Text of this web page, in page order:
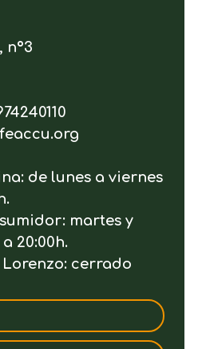
nº3
de lunes a viernes
martes y
20:00h.
Lorenzo: cerrado